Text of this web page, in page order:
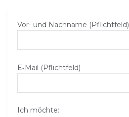
Vor- und Nachname (Pflichtfeld)
E‑Mail (Pflichtfeld)
Ich möchte: